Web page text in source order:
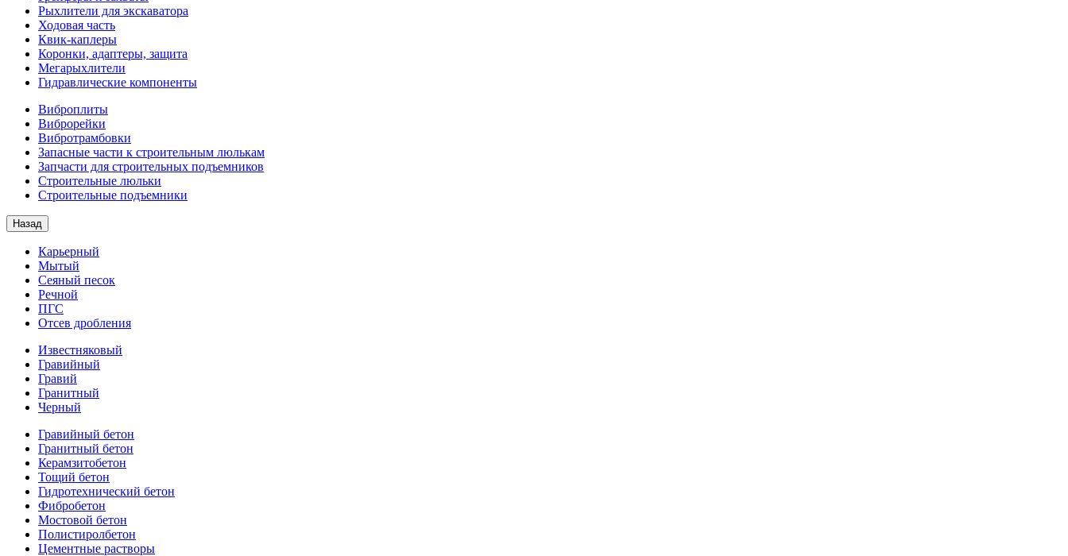
Рыхлители для экскаватора
Ходовая часть
Квик-каплеры
Коронки, адаптеры, защита
Мегарыхлители
Гидравлические компоненты
Виброплиты
Виброрейки
Вибротрамбовки
Запасные части к строительным люлькам
Запчасти для строительных подъемников
Строительные люльки
Строительные подъемники
Назад
Карьерный
Мытый
Сеяный песок
Речной
ПГС
Отсев дробления
Известняковый
Гравийный
Гравий
Гранитный
Черный
Гравийный бетон
Гранитный бетон
Керамзитобетон
Тощий бетон
Гидротехнический бетон
Фибробетон
Мостовой бетон
Полистиролбетон
Цементные растворы